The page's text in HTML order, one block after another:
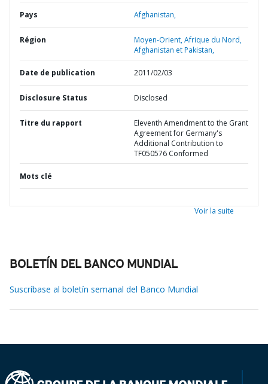
Pays Afghanistan,
Région
Moyen-Orient, Afrique du Nord,
Afghanistan et Pakistan,
Date de publication 2011/02/03
Disclosure Status Disclosed
Titre du rapport
Eleventh Amendment to the Grant
Agreement for Germany's
Additional Contribution to
TF050576 Conformed
Mots clé
Voir la suite
BOLETÍN DEL BANCO MUNDIAL
Suscríbase al boletín semanal del Banco Mundial